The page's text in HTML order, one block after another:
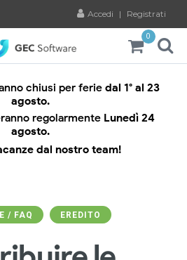
Accedi | Registrati
0
chiusi per ferie dal 1° al 23
agosto.
regolarmente Lunedì 24
agosto.
dal nostro team!
/ FAQ EREDITO